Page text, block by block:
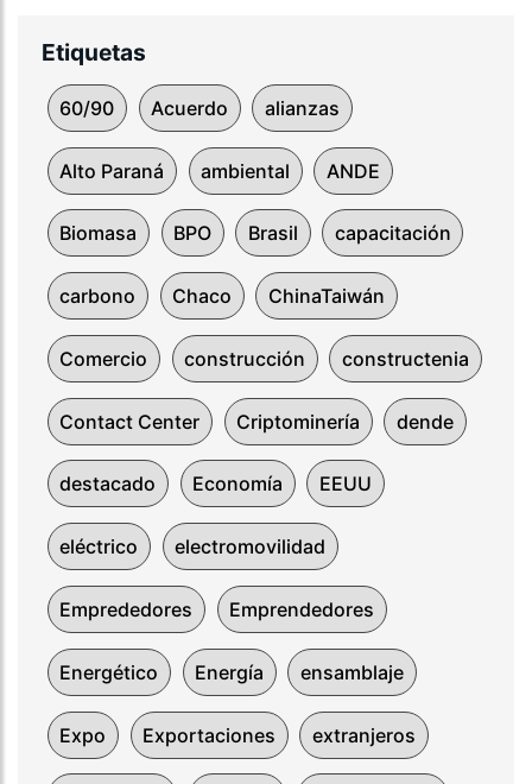
Etiquetas
60/90 Acuerdo alianzas
Alto Paraná ambiental ANDE
Biomasa BPO Brasil capacitación
carbono Chaco ChinaTaiwán
Comercio construcción constructenia
Contact Center Criptominería dende
destacado Economía EEUU
eléctrico electromovilidad
Emprededores Emprendedores
Energético Energía ensamblaje
Expo Exportaciones extranjeros